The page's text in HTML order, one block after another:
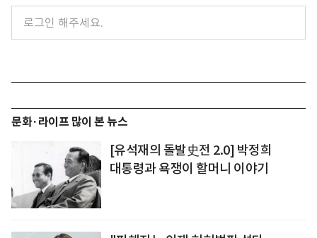
문화·라이프 많이 본 뉴스
[유석재의 돌발史전 2.0] 박정희
대통령과 욕쟁이 할머니 이야기